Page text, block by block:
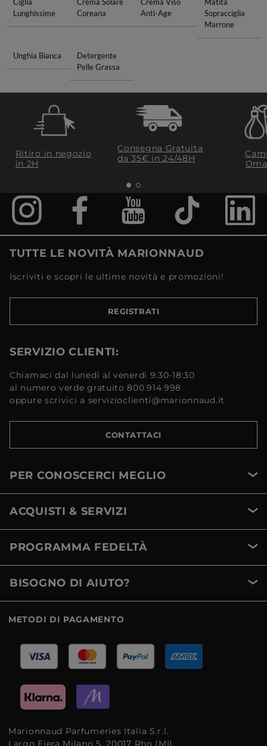
Lunghissime
Coreana
Anti-Age
Sopracciglia
Marrone
Unghia Bianca
Detergente
Pelle Grassa
Ritiro in negozio
in 2H
Consegna Gratuita
da 35€​ in 24/48H
TUTTE LE NOVITÀ MARIONNAUD
Iscriviti e scopri le ultime novità e promozioni!
REGISTRATI
SERVIZIO CLIENTI:
Chiamaci dal lunedì al venerdì 9:30-18:30
al numero verde gratuito 800.914.998
oppure scrivici a servizioclienti@marionnaud.it
CONTATTACI
PER CONOSCERCI MEGLIO
ACQUISTI & SERVIZI
PROGRAMMA FEDELTÀ
BISOGNO DI AIUTO?
METODI DI PAGAMENTO
Marionnaud Parfumeries Italia S.r.l.
Largo Fiera Milano 5, 20017 Rho (MI)